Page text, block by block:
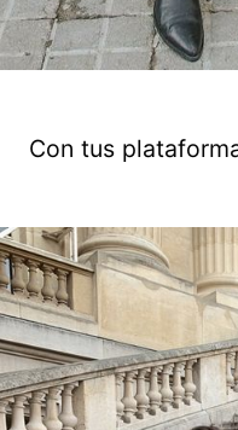
Con tus